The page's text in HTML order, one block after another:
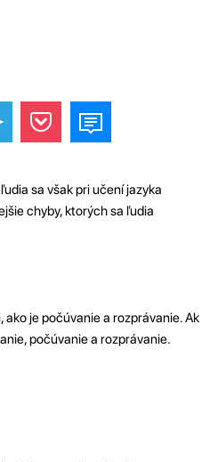
sa však pri učení jazyka
chyby, ktorých sa ľudia
je počúvanie a rozprávanie. Ak
počúvanie a rozprávanie.